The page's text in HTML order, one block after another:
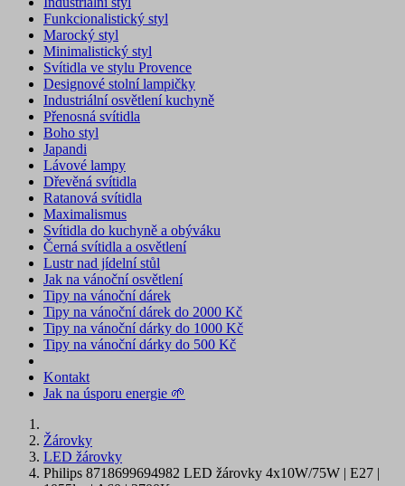
Funkcionalistický styl
Marocký styl
Minimalistický styl
Svítidla ve stylu Provence
Designové stolní lampičky
Industriální osvětlení kuchyně
Přenosná svítidla
Boho styl
Japandi
Lávové lampy
Dřevěná svítidla
Ratanová svítidla
Maximalismus
Svítidla do kuchyně a obýváku
Černá svítidla a osvětlení
Lustr nad jídelní stůl
Jak na vánoční osvětlení
Tipy na vánoční dárek
Tipy na vánoční dárek do 2000 Kč
Tipy na vánoční dárky do 1000 Kč
Tipy na vánoční dárky do 500 Kč
Kontakt
Jak na úsporu energie 🌱
Žárovky
LED žárovky
Philips 8718699694982 LED žárovky 4x10W/75W | E27 |